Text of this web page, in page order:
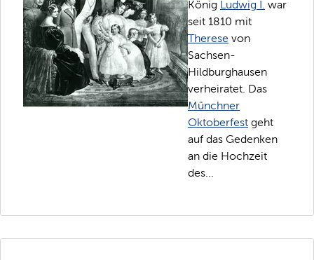
König Ludwig I. war
seit 1810 mit
Therese von
Sachsen-
Hildburghausen
verheiratet. Das
Münchner
Oktoberfest geht
auf das Gedenken
an die Hochzeit
des...